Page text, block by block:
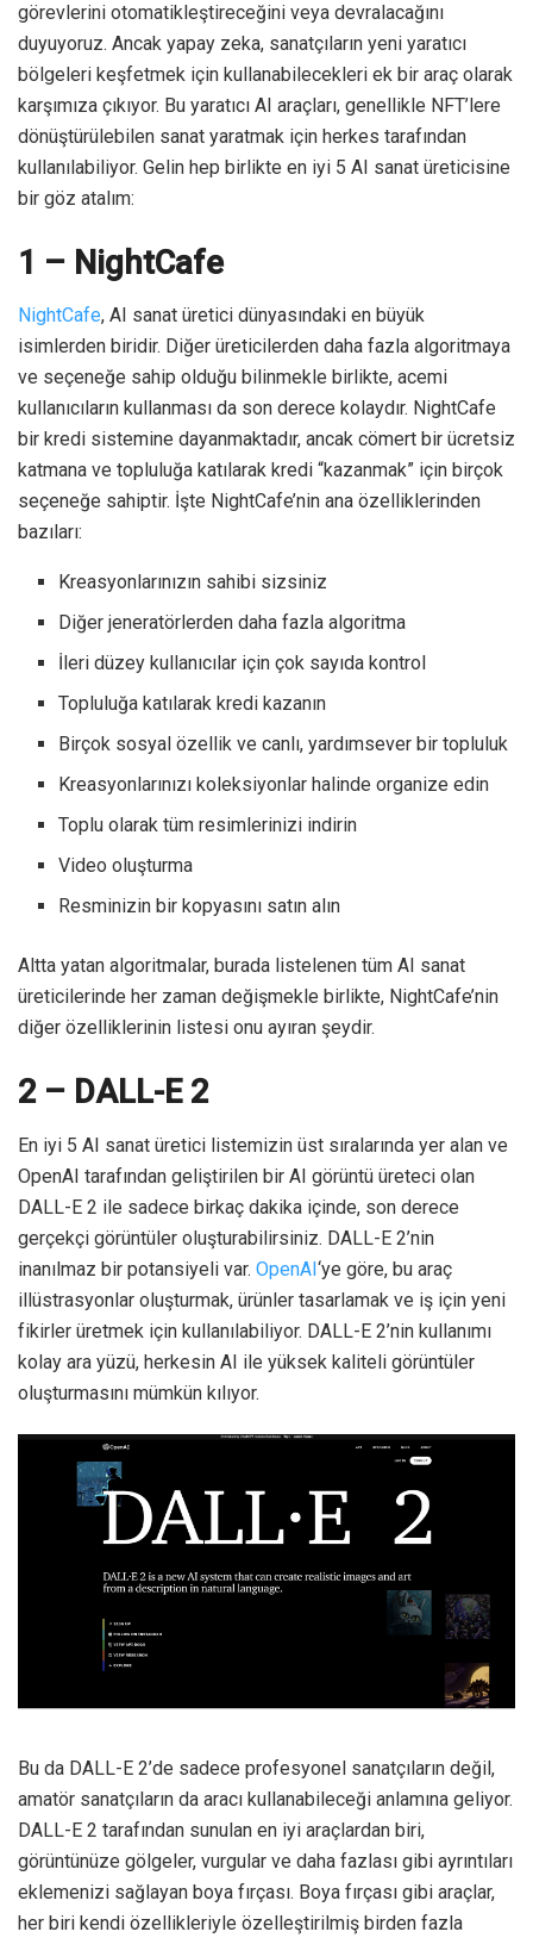
görevlerini otomatikleştireceğini veya devralacağını
duyuyoruz. Ancak yapay zeka, sanatçıların yeni yaratıcı
bölgeleri keşfetmek için kullanabilecekleri ek bir araç olarak
karşımıza çıkıyor. Bu yaratıcı AI araçları, genellikle NFT’lere
dönüştürülebilen sanat yaratmak için herkes tarafından
kullanılabiliyor. Gelin hep birlikte en iyi 5 AI sanat üreticisine
bir göz atalım:
1 – NightCafe
NightCafe, AI sanat üretici dünyasındaki en büyük
isimlerden biridir. Diğer üreticilerden daha fazla algoritmaya
ve seçeneğe sahip olduğu bilinmekle birlikte, acemi
kullanıcıların kullanması da son derece kolaydır. NightCafe
bir kredi sistemine dayanmaktadır, ancak cömert bir ücretsiz
katmana ve topluluğa katılarak kredi “kazanmak” için birçok
seçeneğe sahiptir. İşte NightCafe’nin ana özelliklerinden
bazıları:
Kreasyonlarınızın sahibi sizsiniz
Diğer jeneratörlerden daha fazla algoritma
İleri düzey kullanıcılar için çok sayıda kontrol
Topluluğa katılarak kredi kazanın
Birçok sosyal özellik ve canlı, yardımsever bir topluluk
Kreasyonlarınızı koleksiyonlar halinde organize edin
Toplu olarak tüm resimlerinizi indirin
Video oluşturma
Resminizin bir kopyasını satın alın
Altta yatan algoritmalar, burada listelenen tüm AI sanat
üreticilerinde her zaman değişmekle birlikte, NightCafe’nin
diğer özelliklerinin listesi onu ayıran şeydir.
2 – DALL-E 2
En iyi 5 AI sanat üretici listemizin üst sıralarında yer alan ve
OpenAI tarafından geliştirilen bir AI görüntü üreteci olan
DALL-E 2 ile sadece birkaç dakika içinde, son derece
gerçekçi görüntüler oluşturabilirsiniz. DALL-E 2’nin
inanılmaz bir potansiyeli var. OpenAI‘ye göre, bu araç
illüstrasyonlar oluşturmak, ürünler tasarlamak ve iş için yeni
fikirler üretmek için kullanılabiliyor. DALL-E 2’nin kullanımı
kolay ara yüzü, herkesin AI ile yüksek kaliteli görüntüler
oluşturmasını mümkün kılıyor.
Bu da DALL-E 2’de sadece profesyonel sanatçıların değil,
amatör sanatçıların da aracı kullanabileceği anlamına geliyor.
DALL-E 2 tarafından sunulan en iyi araçlardan biri,
görüntünüze gölgeler, vurgular ve daha fazlası gibi ayrıntıları
eklemenizi sağlayan boya fırçası. Boya fırçası gibi araçlar,
her biri kendi özellikleriyle özelleştirilmiş birden fazla